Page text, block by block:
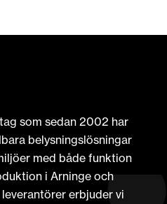
som sedan 2002 har
belysningslösningar
med både funktion
i Arninge och
erbjuder vi